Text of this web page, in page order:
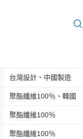
台灣設計、中國製造
聚酯纖維100％、韓國
聚酯纖維100％
聚酯纖維100％